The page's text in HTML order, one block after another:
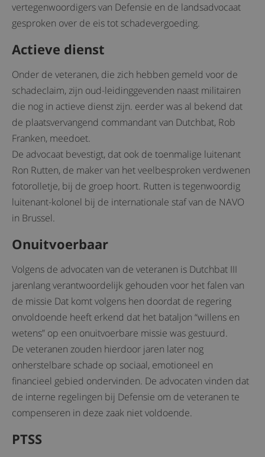
vertegenwoordigers van Defensie en de landsadvocaat
gesproken over de eis tot schadevergoeding.
Actieve dienst
Onder de veteranen, die zich hebben gemeld voor de
schadeclaim, zijn oud-leidinggevenden naast militairen
die nog in actieve dienst zijn. eerder was al bekend dat
de plaatsvervangend commandant van Dutchbat, Rob
Franken, meedoet.
De advocaat bevestigt, dat ook de toenmalige luitenant
Ron Rutten, de maker van het veelbesproken verdwenen
fotorolletje, bij de groep hoort. Rutten is tegenwoordig
luitenant-kolonel bij de internationale staf van de NAVO
in Brussel.
Onuitvoerbaar
Volgens de advocaten van de veteranen is Dutchbat III
jarenlang verantwoordelijk gehouden voor het falen van
de missie Dat komt volgens hen doordat de regering
onvoldoende heeft erkend dat het bataljon “willens en
wetens” op een onuitvoerbare missie was gestuurd.
De veteranen zouden hierdoor jaren later nog
onherstelbare schade op sociaal, emotioneel en
financieel gebied ondervinden. De advocaten vinden dat
de interne regelingen bij Defensie om de veteranen te
compenseren in deze zaak niet voldoende.
PTSS